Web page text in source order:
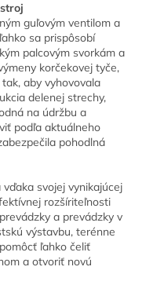
guľovým ventilom a
sa prispôsobí
palcovým svorkám a
korčekovej tyče,
aby vyhovovala
delenej strechy,
na údržbu a
podľa aktuálneho
pohodlná
vďaka svojej vynikajúcej
rozšíriteľnosti
a prevádzky v
výstavbu, terénne
ľahko čeliť
a otvoriť novú